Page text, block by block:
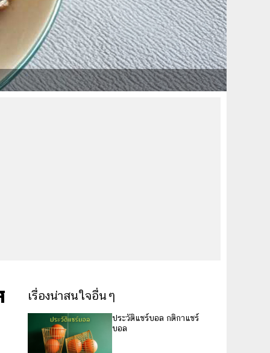
เรื่องน่าสนใจอื่นๆ
ประวัติแชร์บอล กติกาแชร์
บอล